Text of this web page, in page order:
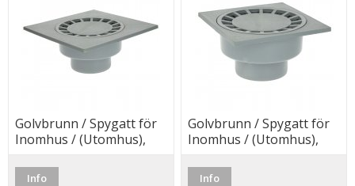
Golvbrunn / Spygatt för
Inomhus / (Utomhus),
Info
Golvbrunn / Spygatt för
Inomhus / (Utomhus),
Info